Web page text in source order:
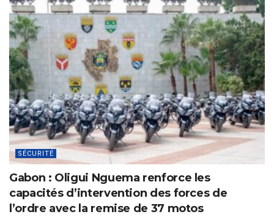
SÉCURITÉ
Gabon : Oligui Nguema renforce les
capacités d’intervention des forces de
l’ordre avec la remise de 37 motos